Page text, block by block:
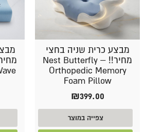
מבצע כרית שניה בחצי
מחיר!! Nest Butterfly –
Orthopedic Memory
Foam Pillow
₪399.00
צפייה במוצר